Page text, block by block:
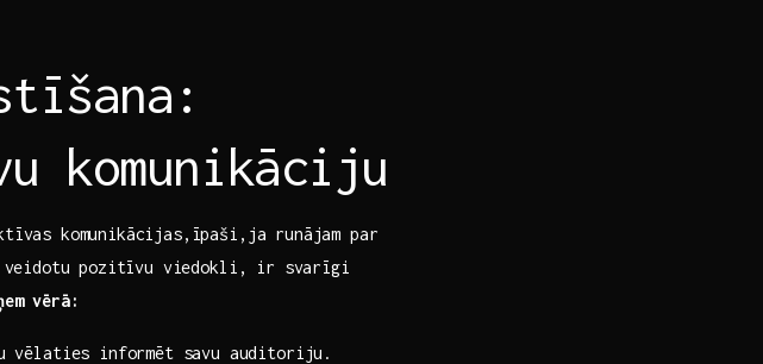
komunikāciju
komunikācijas,īpaši,ja runājam par
veidotu pozitīvu viedokli, ir svarīgi
vērā:
‌vēlaties informēt savu auditoriju.